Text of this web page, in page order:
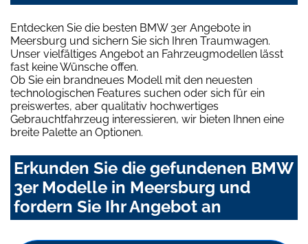
Entdecken Sie die besten BMW 3er Angebote in
Meersburg und sichern Sie sich Ihren Traumwagen.
Unser vielfältiges Angebot an Fahrzeugmodellen lässt
fast keine Wünsche offen.
Ob Sie ein brandneues Modell mit den neuesten
technologischen Features suchen oder sich für ein
preiswertes, aber qualitativ hochwertiges
Gebrauchtfahrzeug interessieren, wir bieten Ihnen eine
breite Palette an Optionen.
Erkunden Sie die gefundenen BMW
3er Modelle in Meersburg und
fordern Sie Ihr Angebot an